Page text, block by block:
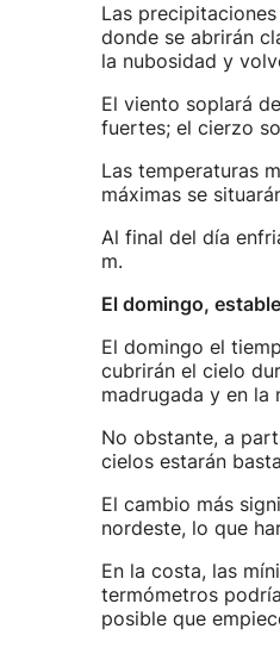
Las
donde se abrirán
la nubosidad y
El viento soplará
fuertes; el cierzo
Las temperaturas
máximas se
Al final del día
m.
El domingo,
El domingo el
cubrirán el cielo
madrugada y en la
No obstante, a
cielos estarán
El cambio más
nordeste, lo que
En la costa, las
termómetros
posible que